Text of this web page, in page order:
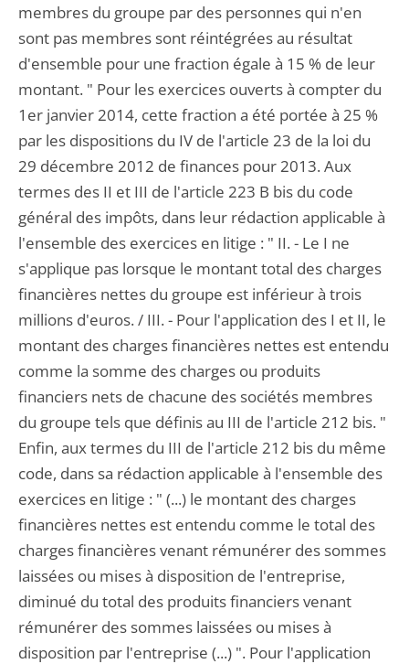
membres du groupe par des personnes qui n'en
sont pas membres sont réintégrées au résultat
d'ensemble pour une fraction égale à 15 % de leur
montant. " Pour les exercices ouverts à compter du
1er janvier 2014, cette fraction a été portée à 25 %
par les dispositions du IV de l'article 23 de la loi du
29 décembre 2012 de finances pour 2013. Aux
termes des II et III de l'article 223 B bis du code
général des impôts, dans leur rédaction applicable à
l'ensemble des exercices en litige : " II. - Le I ne
s'applique pas lorsque le montant total des charges
financières nettes du groupe est inférieur à trois
millions d'euros. / III. - Pour l'application des I et II, le
montant des charges financières nettes est entendu
comme la somme des charges ou produits
financiers nets de chacune des sociétés membres
du groupe tels que définis au III de l'article 212 bis. "
Enfin, aux termes du III de l'article 212 bis du même
code, dans sa rédaction applicable à l'ensemble des
exercices en litige : " (...) le montant des charges
financières nettes est entendu comme le total des
charges financières venant rémunérer des sommes
laissées ou mises à disposition de l'entreprise,
diminué du total des produits financiers venant
rémunérer des sommes laissées ou mises à
disposition par l'entreprise (...) ". Pour l'application